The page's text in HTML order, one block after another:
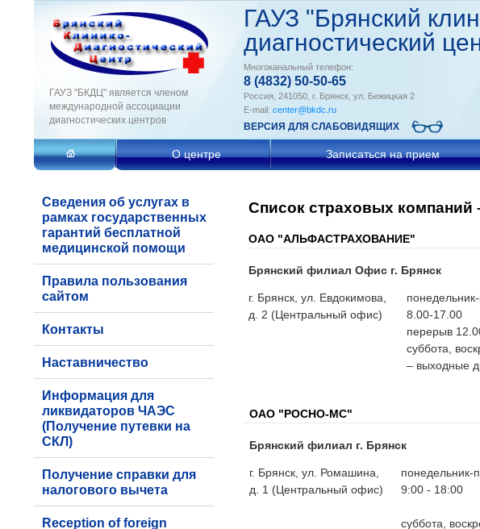
ГАУЗ "БКДЦ" является членом
международной ассоциации
диагностических центров
ГАУЗ "Брянский
диагностический
Многоканальный телефон:
8 (4832) 50-50-65
Россия, 241050, г. Брянск, ул. Бежицкая 2
E-mail: center@bkdc.ru
ВЕРСИЯ ДЛЯ СЛАБОВИДЯЩИХ
О центре Записаться на прием
Сведения об услугах в
рамках государственных
гарантий бесплатной
медицинской помощи
Правила пользования
сайтом
Контакты
Наставничество
Информация для
ликвидаторов ЧАЭС
(Получение путевки на
СКЛ)
Получение справки для
налогового вычета
Reception of foreign
Список страховых
ОАО "АЛЬФАСТРАХОВАНИЕ"
Брянский филиал Офис г. Брянск
г. Брянск, ул. Евдокимова,
д. 2 (Центральный офис)
8.00-17.00
перерыв
cуббота,
– выходные
ОАО "РОСНО-МС"
Брянский филиал г. Брянск
г. Брянск, ул. Ромашина,
д. 1 (Центральный офис)
понедельник-
9:00 - 18:00
cуббота,